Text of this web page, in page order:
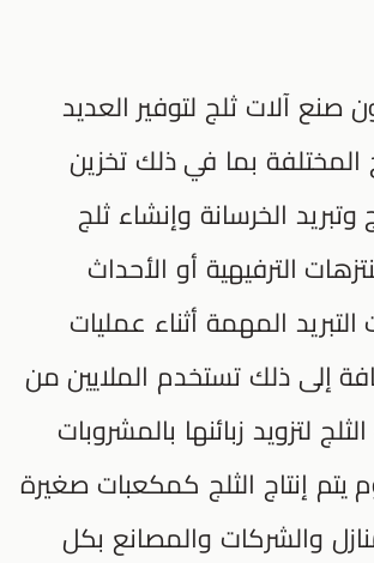
صنع آلات ثلج لتوفير العديد
بما في ذلك تخزين
وتبريد الخرسانة وإنشاء ثلج
الترفيهية أو الأحداث
التبريد المهمة أثناء عمليات
إلى ذلك تستخدم الملايين من
لتزويد زبائنها بالمشروبات
يتم إنتاج الثلج كمكعبات صغيرة
والشركات والمصانع بكل